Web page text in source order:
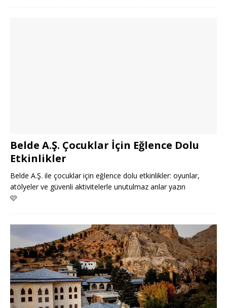
Belde A.Ş. Çocuklar İçin Eğlence Dolu
Etkinlikler
Belde A.Ş. ile çocuklar için eğlence dolu etkinlikler: oyunlar,
atölyeler ve güvenli aktivitelerle unutulmaz anlar yazın
🩷